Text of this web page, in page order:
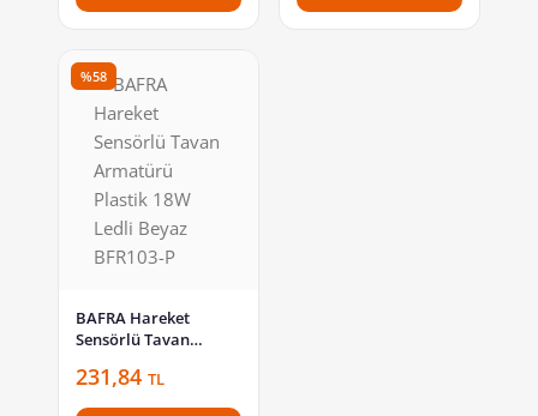
%58
BAFRA Hareket
Sensörlü Tavan
Ledli Beyaz BFR103-P
231,84 TL